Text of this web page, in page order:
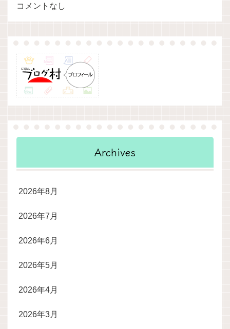
コメントなし
Archives
2026年8月
2026年7月
2026年6月
2026年5月
2026年4月
2026年3月